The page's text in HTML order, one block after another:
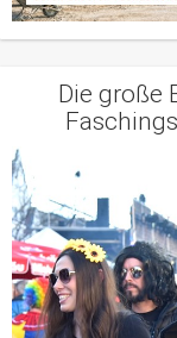
Die große